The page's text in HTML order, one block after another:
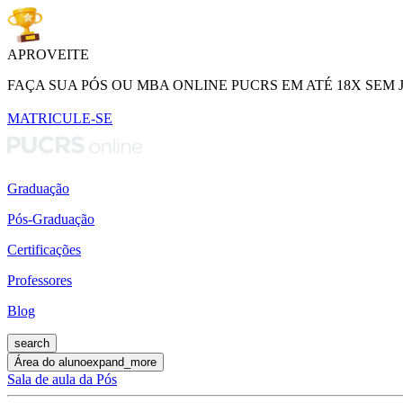
APROVEITE
FAÇA SUA PÓS OU MBA ONLINE PUCRS EM ATÉ 18X SEM
MATRICULE-SE
Graduação
Pós-Graduação
Certificações
Professores
Blog
search
Área do alunoexpand_more
Sala de aula da Pós